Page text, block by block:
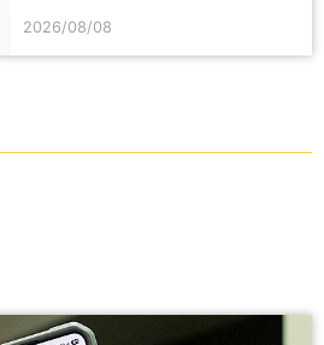
2026/08/08